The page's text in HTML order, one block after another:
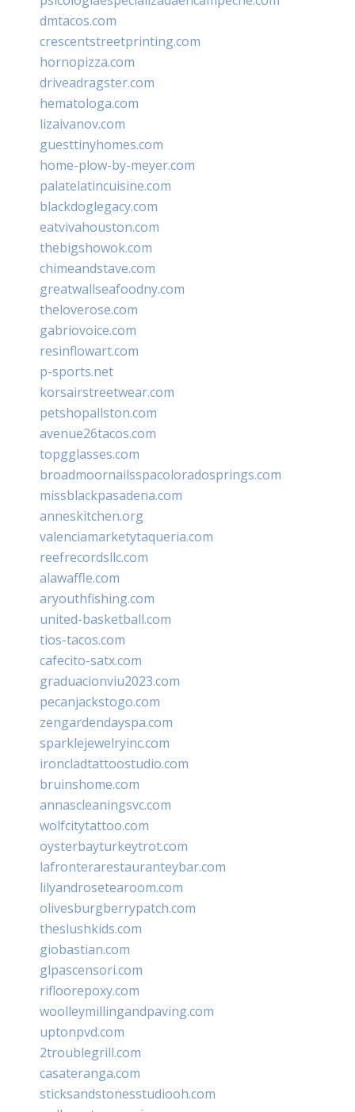
dmtacos.com
crescentstreetprinting.com
hornopizza.com
driveadragster.com
hematologa.com
lizaivanov.com
guesttinyhomes.com
home-plow-by-meyer.com
palatelatincuisine.com
blackdoglegacy.com
eatvivahouston.com
thebigshowok.com
chimeandstave.com
greatwallseafoodny.com
theloverose.com
gabriovoice.com
resinflowart.com
p-sports.net
korsairstreetwear.com
petshopallston.com
avenue26tacos.com
topgglasses.com
broadmoornailsspacoloradosprings.com
missblackpasadena.com
anneskitchen.org
valenciamarketytaqueria.com
reefrecordsllc.com
alawaffle.com
aryouthfishing.com
united-basketball.com
tios-tacos.com
cafecito-satx.com
graduacionviu2023.com
pecanjackstogo.com
zengardendayspa.com
sparklejewelryinc.com
ironcladtattoostudio.com
bruinshome.com
annascleaningsvc.com
wolfcitytattoo.com
oysterbayturkeytrot.com
lafronterarestauranteybar.com
lilyandrosetearoom.com
olivesburgberrypatch.com
theslushkids.com
giobastian.com
glpascensori.com
rifloorepoxy.com
woolleymillingandpaving.com
uptonpvd.com
2troublegrill.com
casateranga.com
sticksandstonesstudiooh.com